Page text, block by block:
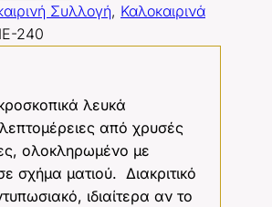
Συλλογή, Καλοκαιρινά
240
λευκά
από χρυσές
ολοκληρωμένο με
σχήμα ματιού. Διακριτικό
ιδιαίτερα αν το